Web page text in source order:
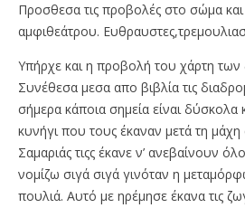
Προσθεσα τις προβολές στο σώμα
αμφιθεάτρου.
Υπήρχε και η προβολή του χάρτη
Συνέθεσα μεσα απο βιβλία τις
σήμερα κάποια σημεία είναι δύσκολα
κυνήγι που τους έκαναν μετά τη
Σαμαριάς τιςς έκανε ν’ ανεβαίνουν
νομίζω σιγά σιγά γινόταν η
πουλιά. Αυτό με ηρέμησε έκανα τις